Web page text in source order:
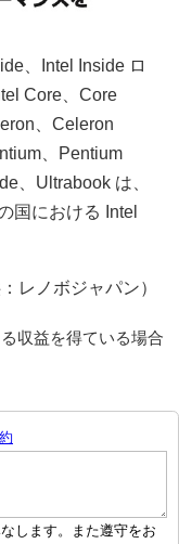
、Intel Inside ロ
Core、Core
、Celeron
、Pentium
、Ultrabook は、
国における Intel
：レノボジャパン）
収益を得ている場合